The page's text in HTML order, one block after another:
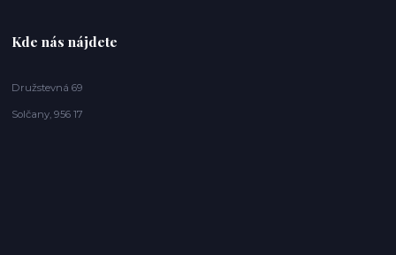
Kde nás nájdete
Družstevná 69
Solčany, 956 17